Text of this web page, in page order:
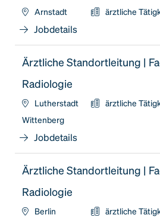
Arnstadt ärztliche
Jobdetails
Ärztliche Standortleitung |
Radiologie
Lutherstadt
Wittenberg
ärztliche
Jobdetails
Ärztliche Standortleitung |
Radiologie
Berlin ärztliche